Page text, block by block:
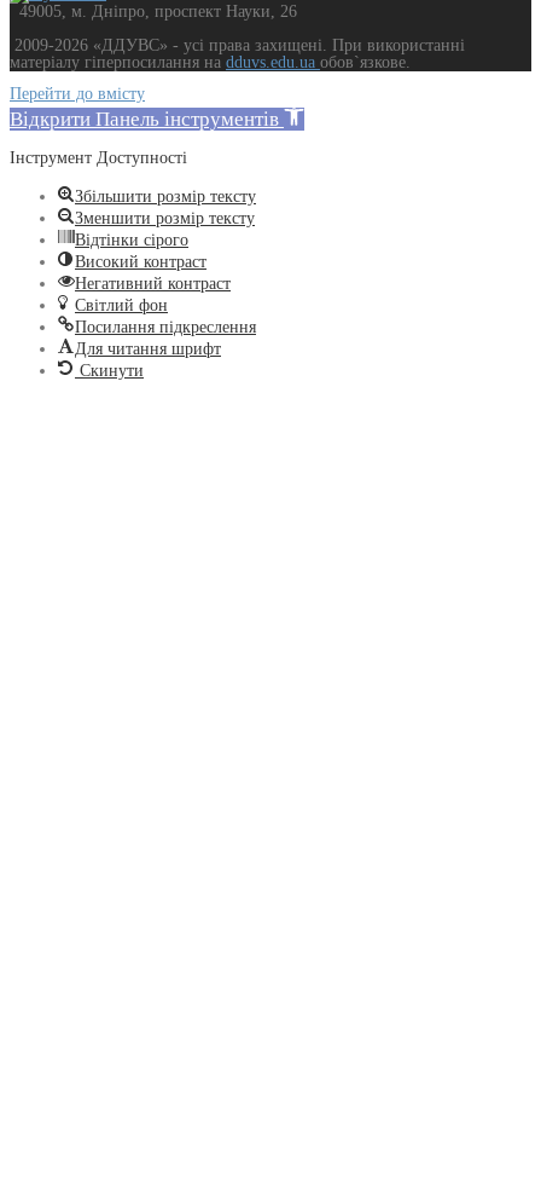
49005, м. Дніпро, проспект Науки, 26
2009-2026 «ДДУВС» - усi права захищенi. При використанні
матеріалу гіперпосилання на dduvs.edu.ua обов`язкове.
Перейти до вмісту
Відкрити Панель інструментів
Інструмент Доступності
Збільшити розмір тексту
Зменшити розмір тексту
Відтінки сірого
Високий контраст
Негативний контраст
Світлий фон
Посилання підкреслення
Для читання шрифт
Скинути